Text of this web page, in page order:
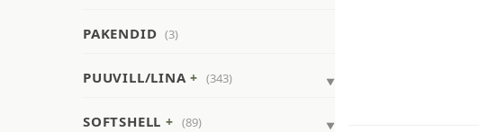
PAKENDID (3)
PUUVILL/LINA (343)
SOFTSHELL (89)